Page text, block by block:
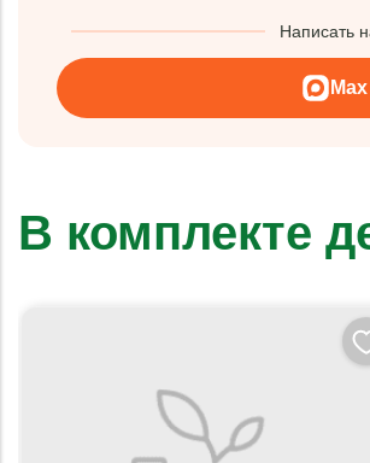
Написать
Max
В комплекте